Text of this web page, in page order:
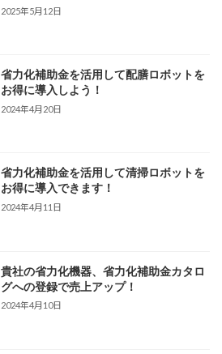
2025年5月12日
省力化補助金を活用して配膳ロボットを
お得に導入しよう！
2024年4月20日
省力化補助金を活用して清掃ロボットを
お得に導入できます！
2024年4月11日
貴社の省力化機器、省力化補助金カタロ
グへの登録で売上アップ！
2024年4月10日